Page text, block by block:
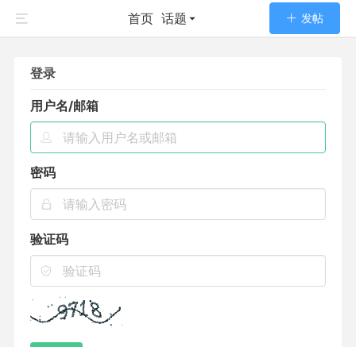
首页 话题 发帖
登录
用户名/邮箱
密码
验证码